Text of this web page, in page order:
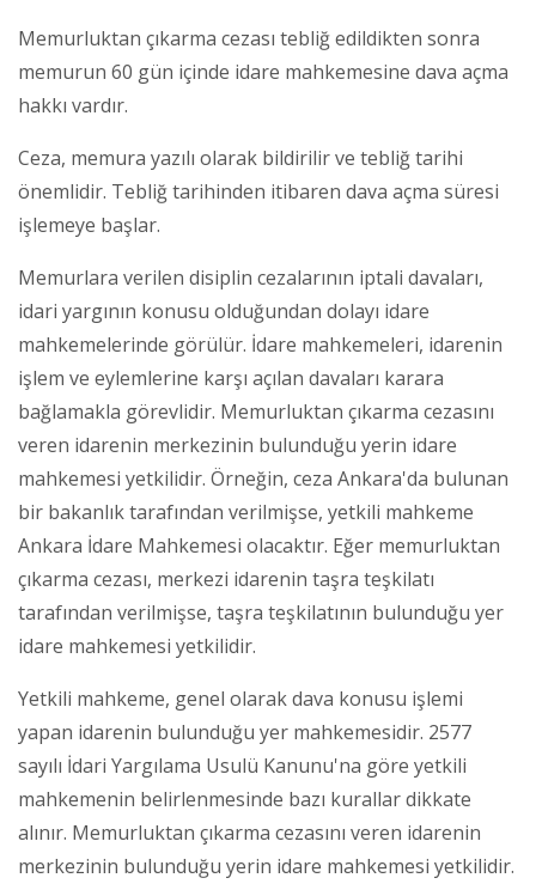
Memurluktan çıkarma cezası tebliğ edildikten sonra
memurun 60 gün içinde idare mahkemesine dava açma
hakkı vardır.
Ceza, memura yazılı olarak bildirilir ve tebliğ tarihi
önemlidir. Tebliğ tarihinden itibaren dava açma süresi
işlemeye başlar.
Memurlara verilen disiplin cezalarının iptali davaları,
idari yargının konusu olduğundan dolayı idare
mahkemelerinde görülür. İdare mahkemeleri, idarenin
işlem ve eylemlerine karşı açılan davaları karara
bağlamakla görevlidir. Memurluktan çıkarma cezasını
veren idarenin merkezinin bulunduğu yerin idare
mahkemesi yetkilidir. Örneğin, ceza Ankara'da bulunan
bir bakanlık tarafından verilmişse, yetkili mahkeme
Ankara İdare Mahkemesi olacaktır. Eğer memurluktan
çıkarma cezası, merkezi idarenin taşra teşkilatı
tarafından verilmişse, taşra teşkilatının bulunduğu yer
idare mahkemesi yetkilidir.
Yetkili mahkeme, genel olarak dava konusu işlemi
yapan idarenin bulunduğu yer mahkemesidir. 2577
sayılı İdari Yargılama Usulü Kanunu'na göre yetkili
mahkemenin belirlenmesinde bazı kurallar dikkate
alınır. Memurluktan çıkarma cezasını veren idarenin
merkezinin bulunduğu yerin idare mahkemesi yetkilidir.